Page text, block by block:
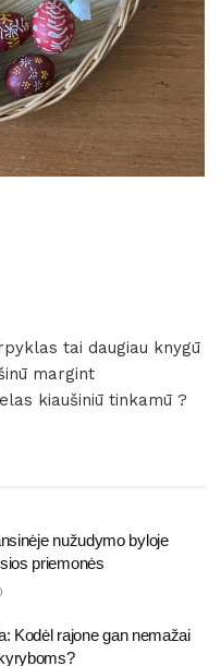
tai daugiau knygū
margint
kiaušiniū tinkamū ?
nužudymo byloje
priemonės
Kodėl rajone gan nemažai